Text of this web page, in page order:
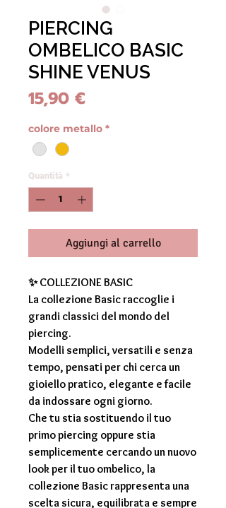
PIERCING
OMBELICO BASIC
SHINE VENUS
15,90 €Prezzo
colore metallo *
Quantità *
Aggiungi al carrello
✨ COLLEZIONE BASIC
La collezione Basic raccoglie i
grandi classici del mondo del
piercing.
Modelli semplici, versatili e senza
tempo, pensati per chi cerca un
gioiello pratico, elegante e facile
da indossare ogni giorno.
Che tu stia sostituendo il tuo
primo piercing oppure stia
semplicemente cercando un nuovo
look per il tuo ombelico, la
collezione Basic rappresenta una
scelta sicura, equilibrata e sempre